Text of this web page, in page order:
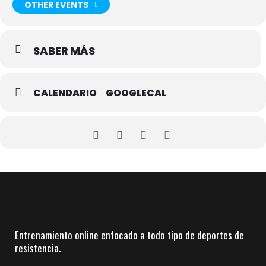
OTHER EVENTS
SABER MÁS
CALENDARIO GOOGLECAL
Entrenamiento online enfocado a todo tipo de deportes de
resistencia.